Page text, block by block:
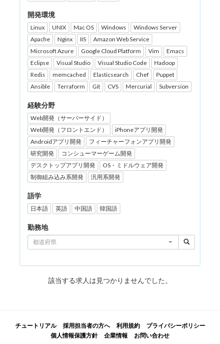
開発環境
Linux UNIX Mac OS Windows
Windows Server
Apache
Nginx IIS
Amazon Web Service
Microsoft Azure
Google Cloud Platform Vim
Emacs
Eclipse
Visual Studio Visual Studio Code
Hadoop
Redis
memcached Elasticsearch Chef
Puppet
Ansible
Terraform Git CVS Mercurial Subversion
経験分野
Web開発（サーバーサイド）
Web開発（フロントエンド）
iPhoneアプリ開発
Androidアプリ開発
フィーチャーフォンアプリ開発
研究開発
コンシューマーゲーム開発
デスクトップアプリ開発
OS・ミドルウェア開発
制御組み込み系開発
汎用系開発
語学
日本語 英語 中国語 韓国語
勤務地
都道府県
該当する求人は見つかりませんでした。
チュートリアル 採用担当者の方へ 利用規約
プライバシーポリシー
個人情報保護方針
企業情報 お問い合わせ